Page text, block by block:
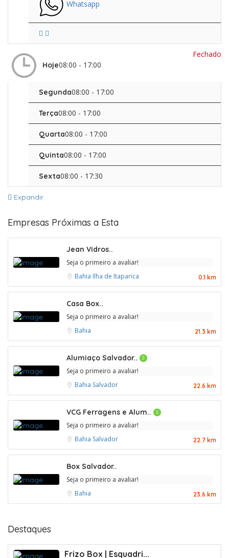
Whatsapp
Hoje
Fechado
08:00 - 17:00
Segunda08:00 - 17:00
Terça08:00 - 17:00
Quarta08:00 - 17:00
Quinta08:00 - 17:00
Sexta08:00 - 17:30
Expandir
Empresas Próximas a Esta
Jean Vidros..
Seja o primeiro a avaliar!
Bahia Ilha de Itaparica 0.1 km
Casa Box..
Seja o primeiro a avaliar!
Bahia
21.3 km
Alumiaço Salvador..
Seja o primeiro a avaliar!
Bahia Salvador 22.6 km
VCG Ferragens e Alum..
Seja o primeiro a avaliar!
Bahia Salvador 22.7 km
Box Salvador..
Seja o primeiro a avaliar!
Bahia
23.6 km
Destaques
Frizo Box | Esquadri...